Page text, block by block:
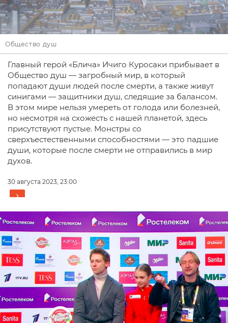
Общество душ
Главный герой «Блича» Ичиго Куросаки прибывает в
Общество душ — загробный мир, в который
попадают души людей после смерти, а также живут
синигами — защитники душ, следящие за балансом.
В этом мире нельзя умереть от голода или болезней,
но несмотря на схожесть с нашей планетой, здесь
присутствуют пустые. Монстры со
сверхъестественными способностями — это падшие
души, которые после смерти не отправились в мир
духов.
30 августа 2023, 23:00